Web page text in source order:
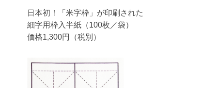
日本初！「米字枠」が印刷された
細字用枠入半紙（100枚／袋）
価格1,300円（税別）